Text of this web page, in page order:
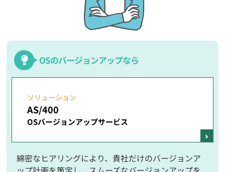
OSのバージョンアップなら
ソリューション
AS/400
OSバージョンアップサービス
綿密なヒアリングにより、貴社だけのバージョンア